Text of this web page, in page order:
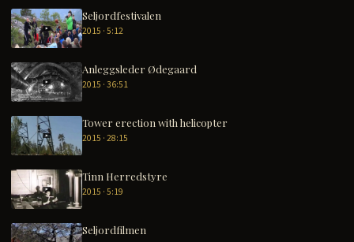
Seljordfestivalen
2015 · 5:12
Anleggsleder Ødegaard
2015 · 36:51
Tower erection with helicopter
2015 · 28:15
Tinn Herredstyre
2015 · 5:19
Seljordfilmen